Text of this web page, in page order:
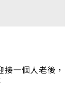
一個人老後，